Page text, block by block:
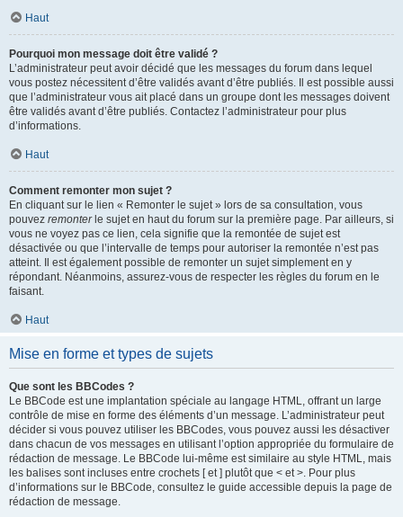
Haut
Pourquoi mon message doit être validé ?
L’administrateur peut avoir décidé que les messages du forum dans lequel
vous postez nécessitent d’être validés avant d’être publiés. Il est possible aussi
que l’administrateur vous ait placé dans un groupe dont les messages doivent
être validés avant d’être publiés. Contactez l’administrateur pour plus
d’informations.
Haut
Comment remonter mon sujet ?
En cliquant sur le lien « Remonter le sujet » lors de sa consultation, vous
pouvez remonterle sujet en haut du forum sur la première page. Par ailleurs, si
vous ne voyez pas ce lien, cela signifie que la remontée de sujet est
désactivée ou que l’intervalle de temps pour autoriser la remontée n’est pas
atteint. Il est également possible de remonter un sujet simplement en y
répondant. Néanmoins, assurez-vous de respecter les règles du forum en le
faisant.
Haut
Mise en forme et types de sujets
Que sont les BBCodes ?
Le BBCode est une implantation spéciale au langage HTML, offrant un large
contrôle de mise en forme des éléments d’un message. L’administrateur peut
décider si vous pouvez utiliser les BBCodes, vous pouvez aussi les désactiver
dans chacun de vos messages en utilisant l’option appropriée du formulaire de
rédaction de message. Le BBCode lui-même est similaire au style HTML, mais
les balises sont incluses entre crochets [ et ] plutôt que < et >. Pour plus
d’informations sur le BBCode, consultez le guide accessible depuis la page de
rédaction de message.